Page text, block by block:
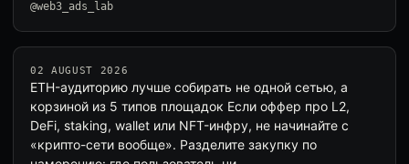
@web3_ads_lab
02 AUGUST 2026
ETH-аудиторию лучше собирать не одной сетью, а
корзиной из 5 типов площадок Если оффер про L2,
DeFi, staking, wallet или NFT-инфру, не начинайте с
«крипто-сети вообще». Разделите закупку по